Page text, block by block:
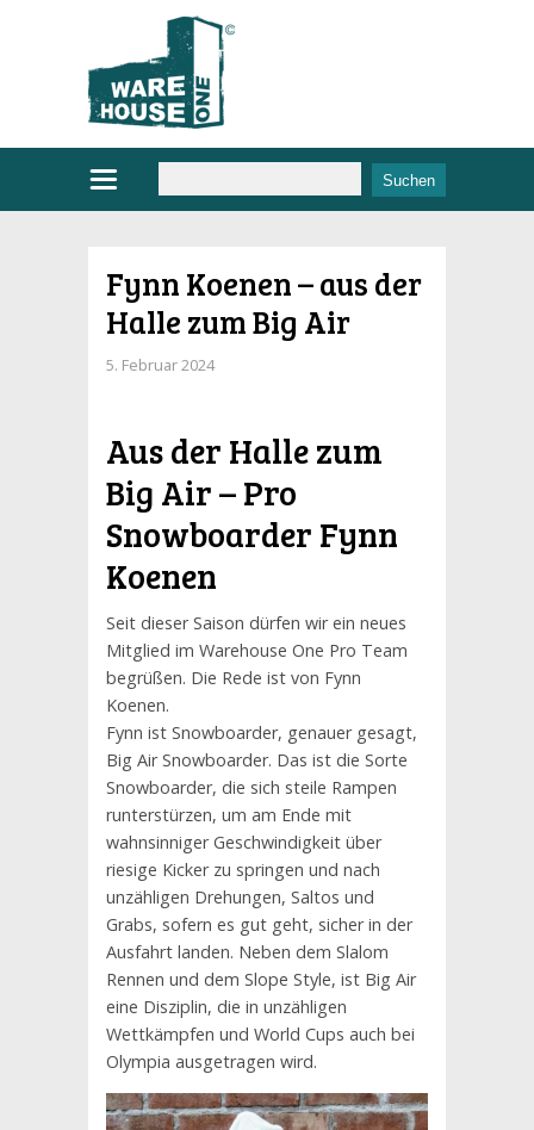
Fynn Koenen – aus der
Halle zum Big Air
5. Februar 2024
Aus der Halle zum
Big Air – Pro
Snowboarder Fynn
Koenen
Seit dieser Saison dürfen wir ein neues
Mitglied im Warehouse One Pro Team
begrüßen. Die Rede ist von Fynn
Koenen.
Fynn ist Snowboarder, genauer gesagt,
Big Air Snowboarder. Das ist die Sorte
Snowboarder, die sich steile Rampen
runterstürzen, um am Ende mit
wahnsinniger Geschwindigkeit über
riesige Kicker zu springen und nach
unzähligen Drehungen, Saltos und
Grabs, sofern es gut geht, sicher in der
Ausfahrt landen. Neben dem Slalom
Rennen und dem Slope Style, ist Big Air
eine Disziplin, die in unzähligen
Wettkämpfen und World Cups auch bei
Olympia ausgetragen wird.